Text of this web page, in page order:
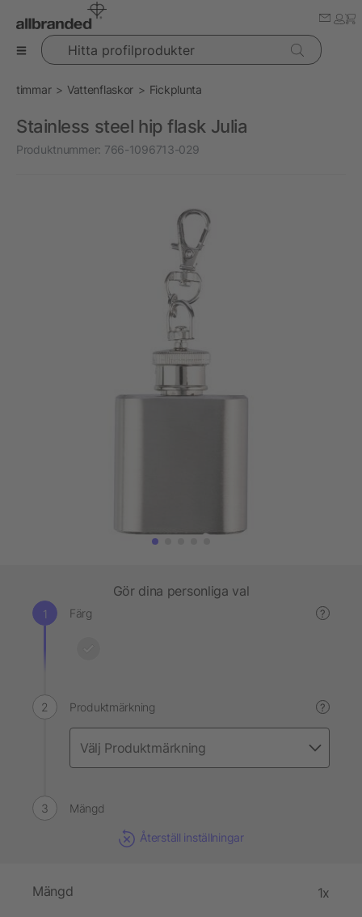
Hitta profilprodukter
timmar Vattenflaskor Fickplunta
Stainless steel hip flask Julia
Produktnummer: 766-1096713-029
Gör dina personliga val
Färg ?
Produktmärkning ?
Mängd
Återställ inställningar
Mängd 1x